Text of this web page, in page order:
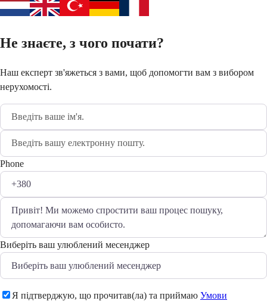
Не знаєте, з чого почати?
Наш експерт зв'яжеться з вами, щоб допомогти вам з вибором
нерухомості.
Phone
Виберіть ваш улюблений месенджер
Я підтверджую, що прочитав(ла) та приймаю Умови